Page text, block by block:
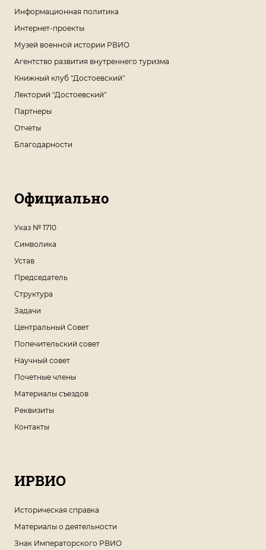
Информационная политика
Интернет-проекты
Музей военной истории РВИО
Агентство развития внутреннего туризма
Книжный клуб "Достоевский"
Лекторий "Достоевский"
Партнеры
Отчеты
Благодарности
Официально
Указ № 1710
Символика
Устав
Председатель
Структура
Задачи
Центральный Совет
Попечительский совет
Научный совет
Почетные члены
Материалы съездов
Реквизиты
Контакты
ИРВИО
Историческая справка
Материалы о деятельности
Знак Императорского РВИО